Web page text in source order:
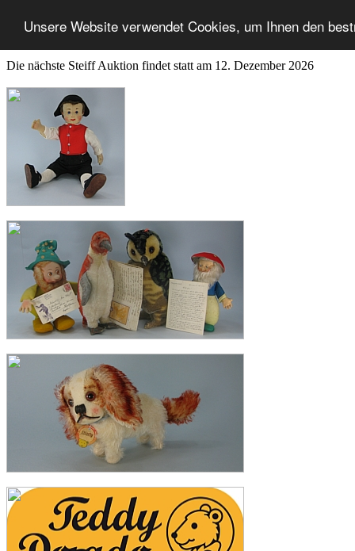
Unsere Website verwendet Cookies, um Ihnen den
Die nächste Steiff Auktion findet statt am 12. Dezember 2026